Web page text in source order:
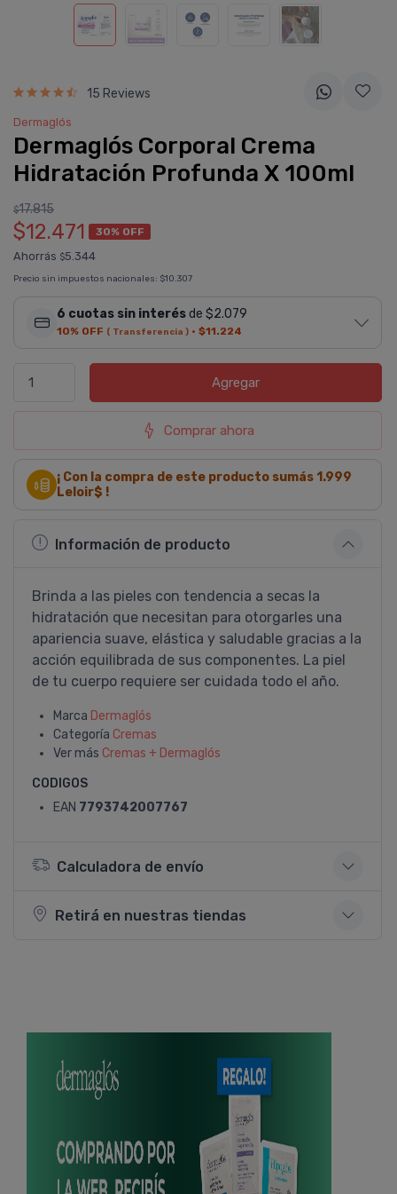
15 Reviews
Dermaglós
Dermaglós Corporal Crema
Hidratación Profunda X 100ml
$17.815
$12.471 30% OFF
Ahorrás $5.344
Precio sin impuestos nacionales: $10.307
6 cuotas sin interésde $2.079
10% OFF ( Transferencia ) · $11.224
Agregar
Comprar ahora
¡ Con la compra de este producto sumás 1.999
Leloir$ !
Información de producto
Brinda a las pieles con tendencia a secas la
hidratación que necesitan para otorgarles una
apariencia suave, elástica y saludable gracias a la
acción equilibrada de sus componentes. La piel
de tu cuerpo requiere ser cuidada todo el año.
Marca Dermaglós
Categoría Cremas
Ver más Cremas + Dermaglós
CODIGOS
EAN 7793742007767
Calculadora de envío
Retirá en nuestras tiendas